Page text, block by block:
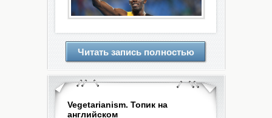
Читать запись полностью
Vegetarianism. Топик на
английском